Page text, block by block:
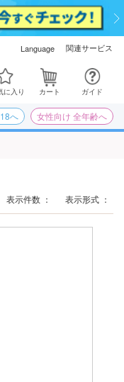
Language 関連サービス
に入り カート ガイド
へ 女性向け 全年齢へ
表示形式 ：
表示件数 ：